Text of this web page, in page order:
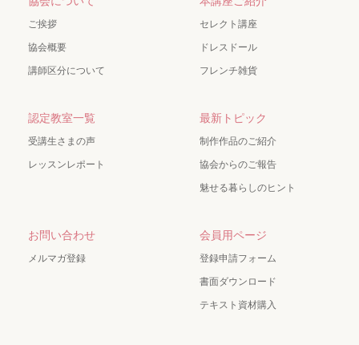
ご挨拶
協会概要
講師区分について
セレクト講座
ドレスドール
フレンチ雑貨
認定教室一覧
受講生さまの声
レッスンレポート
最新トピック
制作作品のご紹介
協会からのご報告
魅せる暮らしのヒント
お問い合わせ
メルマガ登録
会員用ページ
登録申請フォーム
書面ダウンロード
テキスト資材購入